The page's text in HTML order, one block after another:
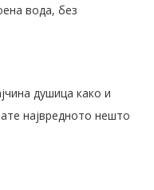
вода, без
душица како и
највредното нешто